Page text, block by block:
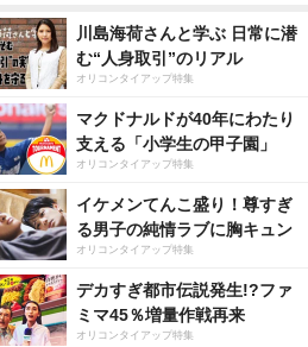
川島海荷さんと学ぶ 日常に潜
む“人身取引”のリアル
オリコンタイアップ特集
マクドナルドが40年にわたり
支える「小学生の甲子園」
オリコンタイアップ特集
イケメンてんこ盛り！尊すぎ
る男子の純情ラブに胸キュン
オリコンタイアップ特集
デカすぎ都市伝説発生!?ファ
ミマ45％増量作戦再来
オリコンタイアップ特集